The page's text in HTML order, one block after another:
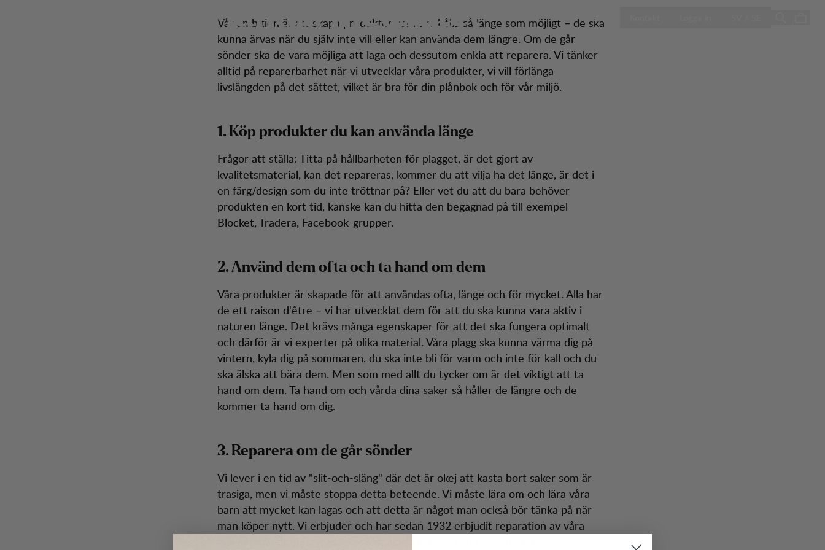
Inspiration Kundtjänst Season Sale Butiker
Handla medvetet
Vår ambition är att skapa produkter som ska hålla så länge som möjligt – de ska
kunna ärvas när du själv inte vill eller kan använda dem längre. Om de går
sönder ska de vara möjliga att laga och dessutom enkla att reparera. Vi tänker
alltid på reparerbarhet när vi utvecklar våra produkter, vi vill förlänga
livslängden på det sättet, vilket är bra för din plånbok och för vår miljö.
1. Köp produkter du kan använda länge
Frågor att ställa: Titta på hållbarheten för plagget, är det gjort av
kvalitetsmaterial, kan det repareras, kommer du att vilja ha det länge, är det i
en färg/design som du inte tröttnar på? Eller vet du att du bara behöver
produkten en kort tid, kanske kan du hitta den begagnad på till exempel
Blocket, Tradera, Facebook-grupper.
2. Använd dem ofta och ta hand om dem
Våra produkter är skapade för att användas ofta, länge och för mycket. Alla har
de ett raison d'être – vi har utvecklat dem för att du ska kunna vara aktiv i
naturen länge. Det krävs många egenskaper för att det ska fungera optimalt
och därför är vi experter på olika material. Våra plagg ska kunna värma dig på
vintern, kyla dig på sommaren, du ska inte bli för varm och inte för kall och du
ska älska att bära dem. Men som med allt du tycker om är det viktigt att ta
hand om dem. Ta hand om och vårda dina saker så håller de längre och de
kommer ta hand om dig.
3. Reparera om de går sönder
Vi lever i en tid av "slit-och-släng" där det är okej att kasta bort saker som är
trasiga, men vi måste stoppa detta beteende. Vi måste lära om och lära våra
barn att mycket kan lagas och att detta är något man också bör tänka på när
man köper nytt. Vi erbjuder och har sedan 1932 erbjudit reparation av våra